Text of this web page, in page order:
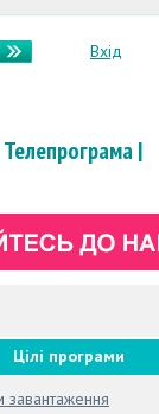
Вхід
Телепрограма|
Цілі програми
завантаження